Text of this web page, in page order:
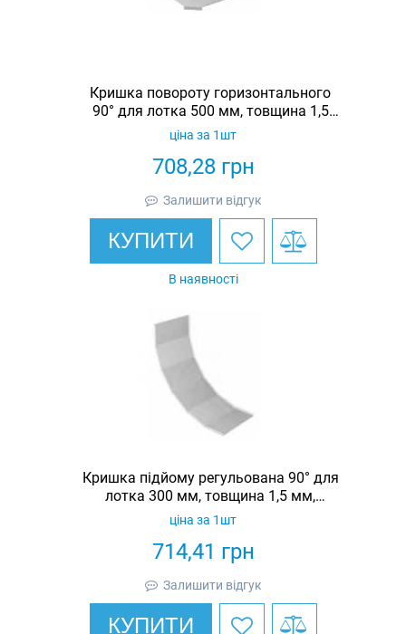
Кришка повороту горизонтального
90° для лотка 500 мм, товщина 1,5
мм, гарячеоцинкована, Eurotray
708,28грн
ціна за 1шт
Залишити відгук
КУПИТИ
В наявності
Кришка підйому регульована 90° для
лотка 300 мм, товщина 1,5 мм,
гарячеоцинкована, Eurotray
714,41 грн
ціна за 1шт
Залишити відгук
КУПИТИ